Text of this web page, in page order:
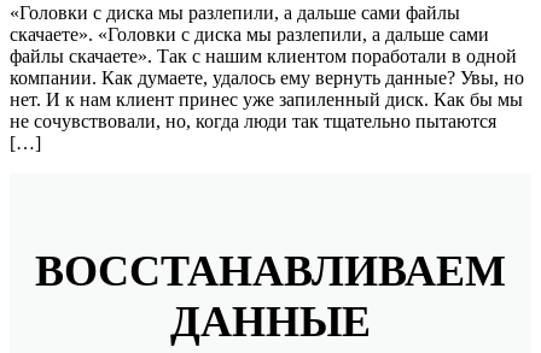
«Головки с диска мы разлепили, а дальше сами файлы
скачаете». «Головки с диска мы разлепили, а дальше сами
файлы скачаете». Так с нашим клиентом поработали в одной
компании. Как думаете, удалось ему вернуть данные? Увы, но
нет. И к нам клиент принес уже запиленный диск. Как бы мы
не сочувствовали, но, когда люди так тщательно пытаются
[…]
ВОССТАНАВЛИВАЕМ
ДАННЫЕ